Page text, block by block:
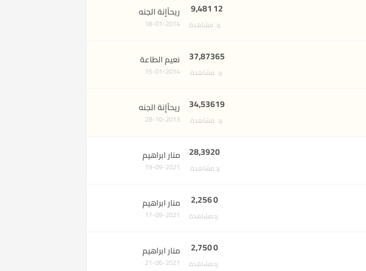
12
رد
9,481
مشاهدة
ريحآإنة الجنه
18-01-2014
65
رد
37,873
مشاهدة
نعيم الطاعة
15-01-2014
19
رد
34,536
مشاهدة
ريحآإنة الجنه
28-10-2013
0
رد
28,392
مشاهدة
منار ابراهيم
19-09-2021
0
رد
2,256
مشاهدة
منار ابراهيم
17-09-2021
0
رد
2,750
مشاهدة
منار ابراهيم
21-06-2021